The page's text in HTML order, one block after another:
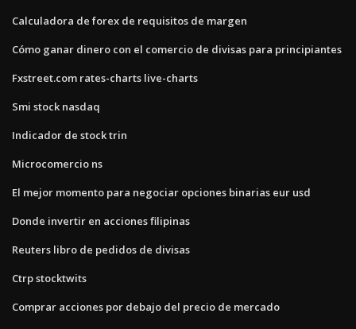
Calculadora de forex de requisitos de margen
Cómo ganar dinero con el comercio de divisas para principiantes
Fxstreet.com rates-charts live-charts
Smi stock nasdaq
Indicador de stock trin
Microcomercio ns
El mejor momento para negociar opciones binarias eur usd
Donde invertir en acciones filipinas
Reuters libro de pedidos de divisas
Ctrp stocktwits
Comprar acciones por debajo del precio de mercado